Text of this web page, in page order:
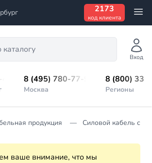
2173
код клиента
Вход
8 (495) 780-77-98
Москва
8 (800)
Регионы
продукция Силовой кабель с
ваше внимание, что мы